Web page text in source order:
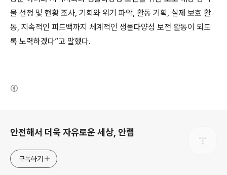
물 선정 및 현황 조사, 기회와 위기 파악, 활동 기획, 실제 보호 활
동, 지속적인 피드백까지 체계적인 생물다양성 보전 활동이 되도
록 노력하겠다”고 말했다.
안전해서 더욱 자유로운 세상, 안랩
구독하기